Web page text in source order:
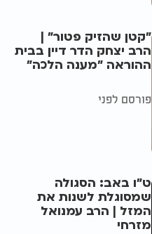
"קטן שהזיק פטור" |
הרב יצחק הדר דיין בבית
ההוראה "מענה הלכה"
פורסם לפני
ט"ו באב: הסגולה
שמסוגלת לשנות את
המזל | הרב עמנואל
מזרחי